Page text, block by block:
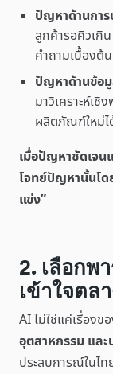
ปัญหาด้านการ
ลูกค้ารอคิวเกิ
คำถามเบื้องต้
ปัญหาด้านข้อ
มาวิเคราะห์เ
ผลิตภัณฑ์ใหม่
เมื่อปัญหาชัดเจน
โจทย์ปัญหานั้นโด
แข่ง”
2. เลือกพ
เข้าใจตล
AI ไม่ใช่แค่เรื่อง
อุตสาหกรรม และ
ประสบการณ์ในไ